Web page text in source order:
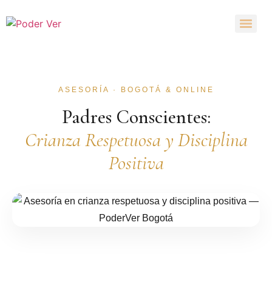
ASESORÍA · BOGOTÁ & ONLINE
Padres Conscientes:
Crianza Respetuosa y Disciplina
Positiva